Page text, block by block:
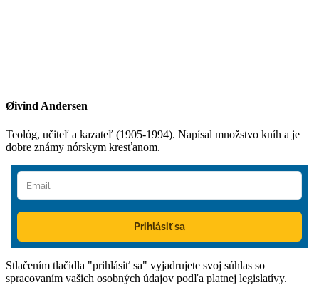
Øivind Andersen
Teológ, učiteľ a kazateľ (1905-1994). Napísal množstvo kníh a je
dobre známy nórskym kresťanom.
Prihlásiť sa
Stlačením tlačidla "prihlásiť sa" vyjadrujete svoj súhlas so
spracovaním vašich osobných údajov podľa platnej legislatívy.